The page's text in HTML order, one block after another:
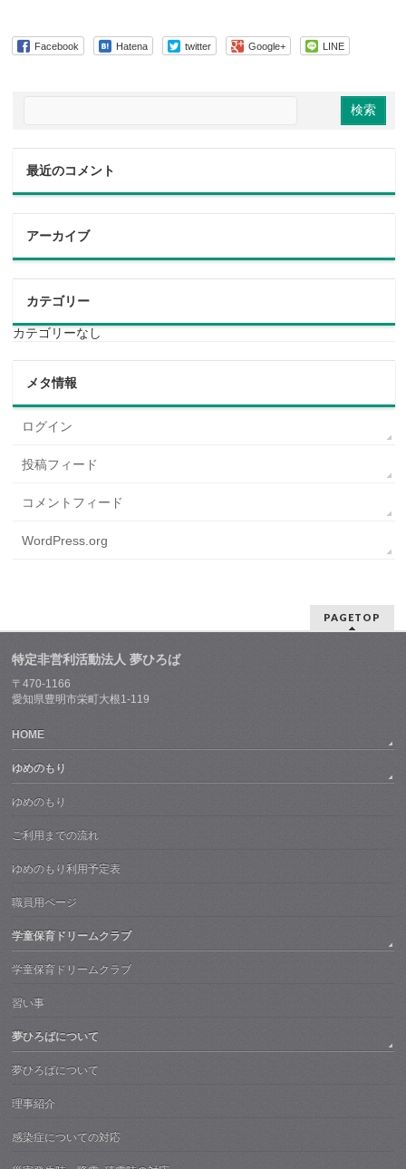
Facebook Hatena twitter Google+ LINE
最近のコメント
アーカイブ
カテゴリー
カテゴリーなし
メタ情報
ログイン
投稿フィード
コメントフィード
WordPress.org
PAGETOP
特定非営利活動法人 夢ひろば
〒470-1166
愛知県豊明市栄町大根1-119
HOME
ゆめのもり
ゆめのもり
ご利用までの流れ
ゆめのもり利用予定表
職員用ページ
学童保育ドリームクラブ
学童保育ドリームクラブ
習い事
夢ひろばについて
夢ひろばについて
理事紹介
感染症についての対応